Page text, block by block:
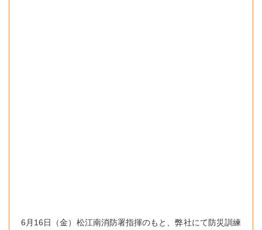
6月16日（金）松江南消防署指揮のもと、弊社にて防災訓練